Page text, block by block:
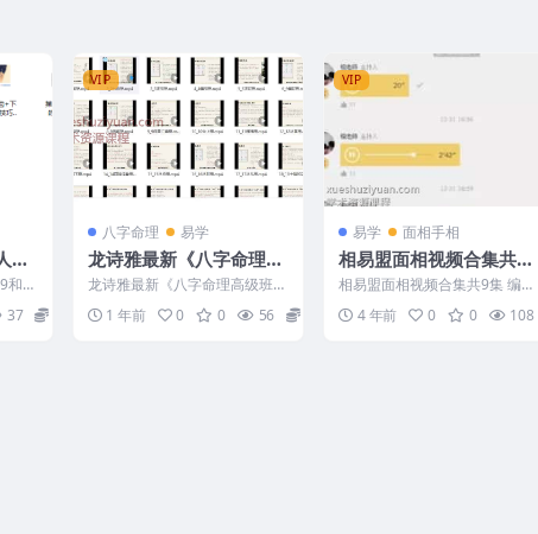
术
和1
查
37
VIP
八字命理 易学
龙诗雅最新《八字命理高
级班》教学视频59集Y
龙诗雅最新《八字命理高级班》
教学视频59集Y 2507152 1_1正
官格.mp...
1 年前 0 0 56
VIP
易学 面相手相
相易盟面相视频合集共9
集
相易盟面相视频合集共9集 编
号：222043C294 相易盟面相
视频 ├──面诊...
4 年前 0 0 108